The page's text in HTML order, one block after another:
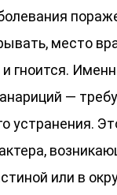
место
гноится.
—
устранения.
или в